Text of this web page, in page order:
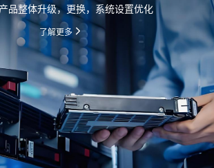
品整体升级，更换，系统设置优化
了解更多